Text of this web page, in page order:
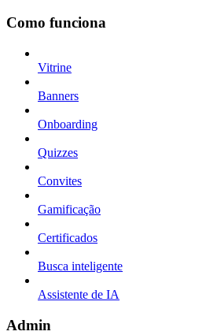
Como funciona
Vitrine
Banners
Onboarding
Quizzes
Convites
Gamificação
Certificados
Busca inteligente
Assistente de IA
Admin